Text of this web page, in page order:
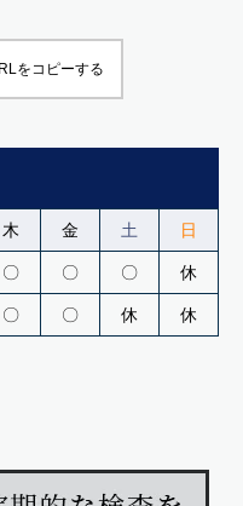
をコピーする
木 金 土 日
〇 〇 〇 休
〇 〇 休 休